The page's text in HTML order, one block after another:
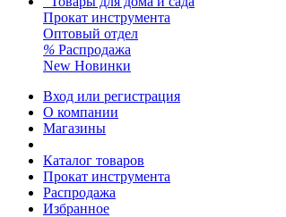
Прокат инструмента
Оптовый отдел
% Распродажа
New Новинки
Вход или регистрация
О компании
Магазины
Каталог товаров
Прокат инструмента
Распродажа
Избранное